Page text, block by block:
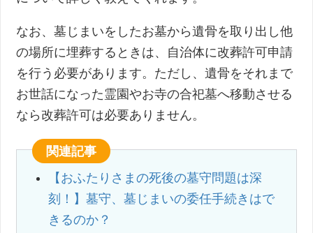
なお、墓じまいをしたお墓から遺骨を取り出し他
の場所に埋葬するときは、自治体に改葬許可申請
を行う必要があります。ただし、遺骨をそれまで
お世話になった霊園やお寺の合祀墓へ移動させる
なら改葬許可は必要ありません。
関連記事
【おふたりさまの死後の墓守問題は深
刻！】墓守、墓じまいの委任手続きはで
きるのか？